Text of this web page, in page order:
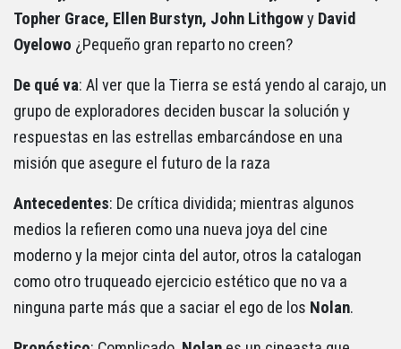
Topher Grace, Ellen Burstyn, John Lithgowy David
Oyelowo ¿Pequeño gran reparto no creen?
De qué va: Al ver que la Tierra se está yendo al carajo, un
grupo de exploradores deciden buscar la solución y
respuestas en las estrellas embarcándose en una
misión que asegure el futuro de la raza
Antecedentes: De crítica dividida; mientras algunos
medios la refieren como una nueva joya del cine
moderno y la mejor cinta del autor, otros la catalogan
como otro truqueado ejercicio estético que no va a
ninguna parte más que a saciar el ego de los Nolan.